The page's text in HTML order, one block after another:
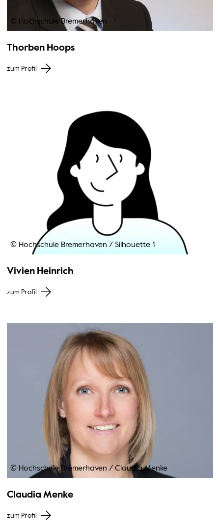
© Hochschule Bremerhaven
Thorben Hoops
zum Profil
© Hochschule Bremerhaven / Silhouette 1
Vivien Heinrich
zum Profil
© Hochschule Bremerhaven / Claudia Menke
Claudia Menke
zum Profil